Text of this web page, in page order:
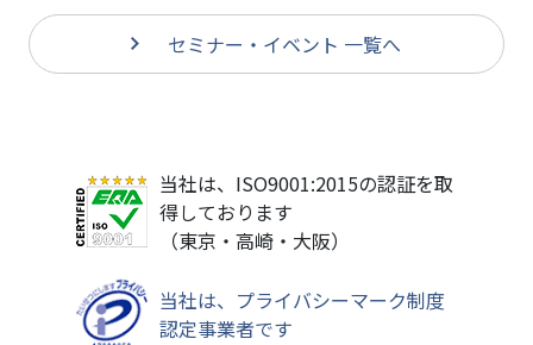
セミナー・イベント 一覧へ
当社は、ISO9001:2015の認証を取
得しております
（東京・高崎・大阪）
当社は、プライバシーマーク制度
認定事業者です